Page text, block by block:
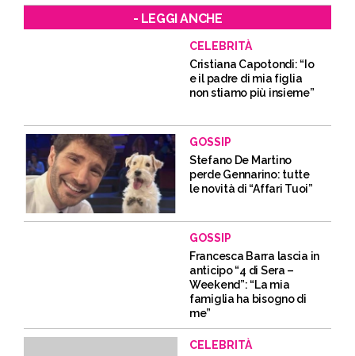
- LEGGI ANCHE
CELEBRITÀ
Cristiana Capotondi: “Io
e il padre di mia figlia
non stiamo più insieme”
GOSSIP
Stefano De Martino
perde Gennarino: tutte
le novità di “Affari Tuoi”
GOSSIP
Francesca Barra lascia in
anticipo “4 di Sera –
Weekend”: “La mia
famiglia ha bisogno di
me”
CELEBRITÀ